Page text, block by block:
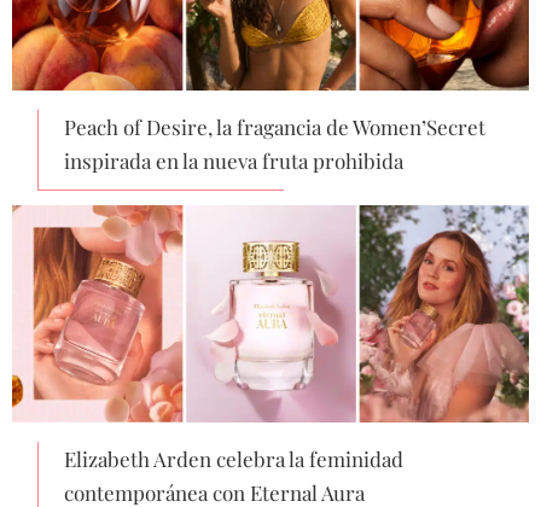
Peach of Desire, la fragancia de Women’Secret
inspirada en la nueva fruta prohibida
Elizabeth Arden celebra la feminidad
contemporánea con Eternal Aura